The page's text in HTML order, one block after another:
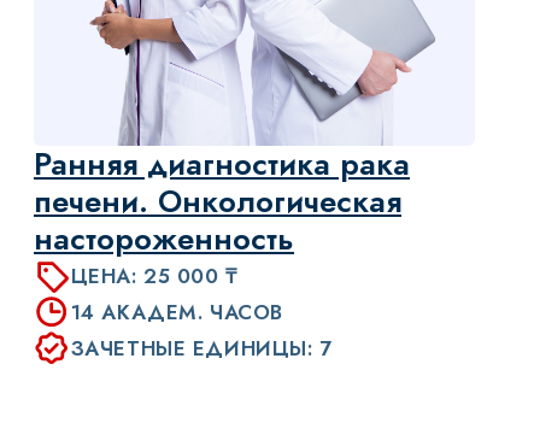
УЗНАТЬ БОЛЬШЕ
ЗАЧЕТНЫЕ ЕДИНИЦЫ: 10